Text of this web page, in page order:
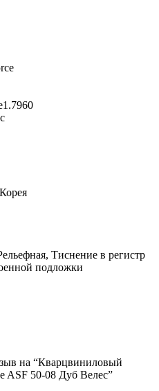
1.7960
Тиснение в регистр
подложки
на “Кварцвиниловый
ASF 50-08 Дуб Велес”